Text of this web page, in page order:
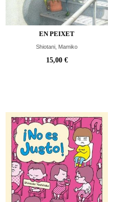
EN PEIXET
Shiotani, Mamiko
15,00 €